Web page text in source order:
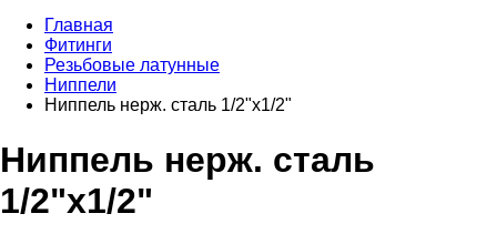
Главная
Фитинги
Резьбовые латунные
Ниппели
Ниппель нерж. сталь 1/2"х1/2"
Ниппель нерж. сталь
1/2"х1/2"